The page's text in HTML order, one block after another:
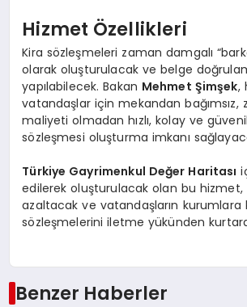
Hizmet Özellikleri
Kira sözleşmeleri zaman damgalı
olarak oluşturulacak ve belge
yapılabilecek. Bakan Mehmet Şimşek,
vatandaşlar için mekandan bağımsız,
maliyeti olmadan hızlı, kolay ve
sözleşmesi oluşturma imkanı
Türkiye Gayrimenkul Değer Haritası
edilerek oluşturulacak olan bu hizmet,
azaltacak ve vatandaşların kurumlara
sözleşmelerini iletme yükünden
Benzer Haberler